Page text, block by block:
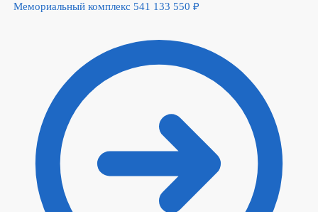
Мемориальный комплекс 541 133 550 ₽